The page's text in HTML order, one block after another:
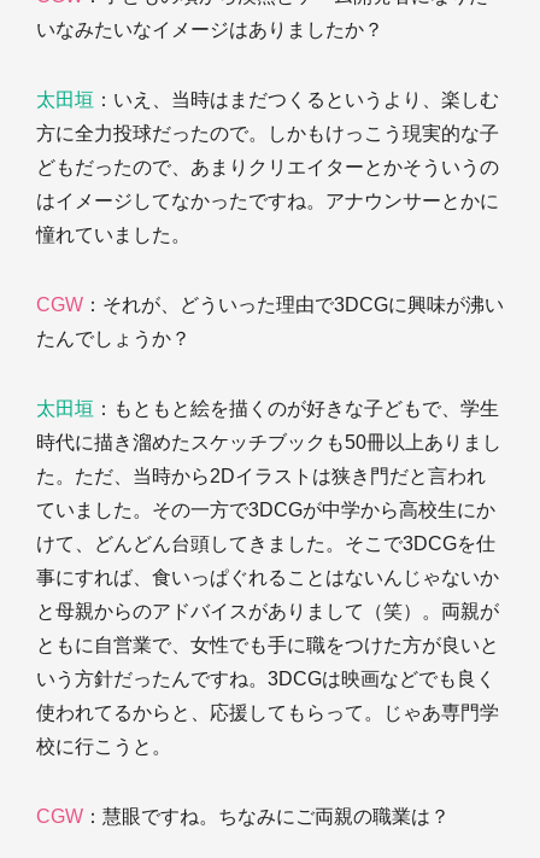
いなみたいなイメージはありましたか？
太田垣 ：いえ、当時はまだつくるというより、楽しむ
方に全力投球だったので。しかもけっこう現実的な子
どもだったので、あまりクリエイターとかそういうの
はイメージしてなかったですね。アナウンサーとかに
憧れていました。
CGW ：それが、どういった理由で3DCGに興味が沸い
たんでしょうか？
太田垣 ：もともと絵を描くのが好きな子どもで、学生
時代に描き溜めたスケッチブックも50冊以上ありまし
た。ただ、当時から2Dイラストは狭き門だと言われ
ていました。その一方で3DCGが中学から高校生にか
けて、どんどん台頭してきました。そこで3DCGを仕
事にすれば、食いっぱぐれることはないんじゃないか
と母親からのアドバイスがありまして（笑）。両親が
ともに自営業で、女性でも手に職をつけた方が良いと
いう方針だったんですね。3DCGは映画などでも良く
使われてるからと、応援してもらって。じゃあ専門学
校に行こうと。
CGW ：慧眼ですね。ちなみにご両親の職業は？